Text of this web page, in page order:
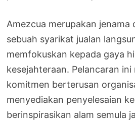
Amezcua merupakan jenama
sebuah syarikat jualan
memfokuskan kepada gaya
kesejahteraan. Pelancaran
komitmen berterusan
menyediakan penyelesaian
berinspirasikan alam semula